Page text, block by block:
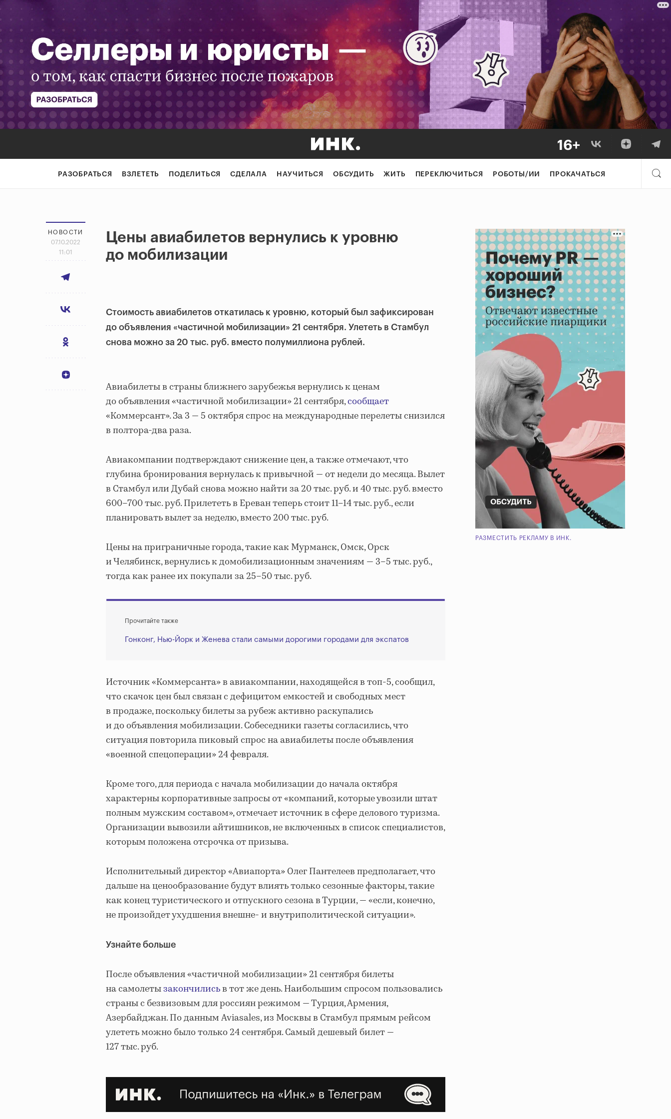
РАЗОБРАТЬСЯ ВЗЛЕТЕТЬ ПОДЕЛИТЬСЯ СДЕЛАЛА НАУЧИТЬСЯ ОБСУДИТЬ ЖИТЬ ПЕРЕКЛЮЧИТЬСЯ РОБОТЫ/ИИ ПРОКАЧАТЬСЯ
НОВОСТИ
07.10.2022
11:01
Цены авиабилетов вернулись к уровню
до мобилизации
Стоимость авиабилетов откатилась к уровню, который был зафиксирован
до объявления «частичной мобилизации» 21 сентября. Улететь в Стамбул
снова можно за 20 тыс. руб. вместо полумиллиона рублей.
Авиабилеты в страны ближнего зарубежья вернулись к ценам
до объявления «частичной мобилизации» 21 сентября,сообщает
«Коммерсант». За 3 — 5 октября спрос на международные перелеты снизился
в полтора-два раза.
Авиакомпании подтверждают снижение цен, а также отмечают, что
глубина бронирования вернулась к привычной — от недели до месяца. Вылет
в Стамбул или Дубай снова можно найти за 20 тыс. руб. и 40 тыс. руб. вместо
600–700 тыс. руб. Прилететь в Ереван теперь стоит 11–14 тыс. руб., если
планировать вылет за неделю, вместо 200 тыс. руб.
Цены на приграничные города, такие как Мурманск, Омск, Орск
и Челябинск, вернулись к домобилизационным значениям — 3–5 тыс. руб.,
тогда как ранее их покупали за 25–50 тыс. руб.
Прочитайте также
Гонконг, Нью-Йорк и Женева стали самыми дорогими городами для экспатов
Источник «Коммерсанта» в авиакомпании, находящейся в топ-5, сообщил,
что скачок цен был связан с дефицитом емкостей и свободных мест
в продаже, поскольку билеты за рубеж активно раскупались
и до объявления мобилизации. Собеседники газеты согласились, что
ситуация повторила пиковый спрос на авиабилеты после объявления
«военной спецоперации» 24 февраля.
Кроме того, для периода с начала мобилизации до начала октября
характерны корпоративные запросы от «компаний, которые увозили штат
полным мужским составом», отмечает источник в сфере делового туризма.
Организации вывозили айтишников, не включенных в список специалистов,
которым положена отсрочка от призыва.
Исполнительный директор «Авиапорта» Олег Пантелеев предполагает, что
дальше на ценообразование будут влиять только сезонные факторы, такие
как конец туристического и отпускного сезона в Турции, — «если, конечно,
не произойдет ухудшения внешне- и внутриполитической ситуации».
Узнайте больше
После объявления «частичной мобилизации» 21 сентября билеты
на самолетызакончилисьв тот же день. Наибольшим спросом пользовались
страны с безвизовым для россиян режимом — Турция, Армения,
Азербайджан. По данным Aviasales, из Москвы в Стамбул прямым рейсом
улететь можно было только 24 сентября. Самый дешевый билет —
127 тыс. руб.
РАЗМЕСТИТЬ РЕКЛАМУ В ИНК.